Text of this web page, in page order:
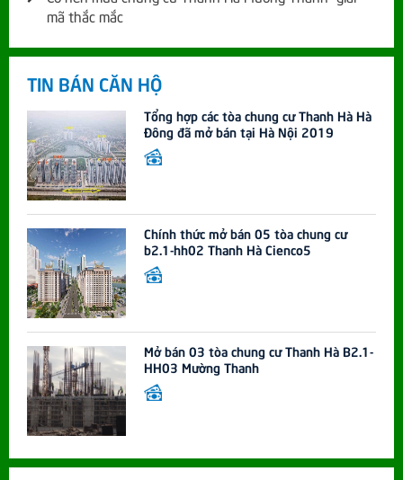
mã thắc mắc
TIN BÁN CĂN HỘ
Tổng hợp các tòa chung cư Thanh Hà Hà
Đông đã mở bán tại Hà Nội 2019
Chính thức mở bán 05 tòa chung cư
b2.1-hh02 Thanh Hà Cienco5
Mở bán 03 tòa chung cư Thanh Hà B2.1-
HH03 Mường Thanh